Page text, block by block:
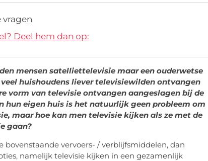
vragen
Deel hem dan op:
mensen satelliettelevisie maar een ouderwetse
huishoudens liever televisiewilden ontvangen
vorm van televisie ontvangen aangeslagen bij de
hun eigen huis is het natuurlijk geen probleem om
maar hoe kan men televisie kijken als ze met de
gaan?
vervoers- / verblijfsmiddelen, dan
namelijk televisie kijken in een gezamenlijk